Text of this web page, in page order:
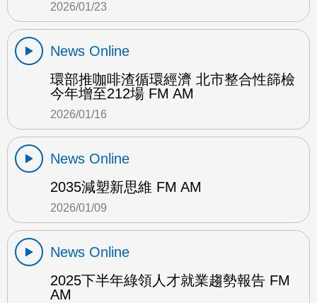
2026/01/23
News Online
環部推咖啡渣循環經濟 北市整合性篩檢
今年增至212場 FM AM
2026/01/16
News Online
2035減塑新思維 FM AM
2026/01/09
News Online
2025下半年綠領人才就業趨勢報告 FM
AM